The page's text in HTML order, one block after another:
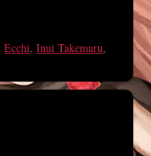
Ecchi,Inui Takemaru,